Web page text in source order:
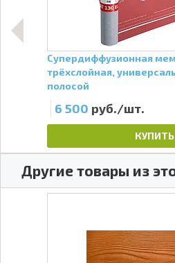
Супердиффузионная
трёхслойная,
полосой
6 500 руб./шт.
КУПИТЬ
Другие товары из